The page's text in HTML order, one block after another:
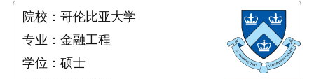
院校：哥伦比亚大学
专业：金融工程
学位：硕士